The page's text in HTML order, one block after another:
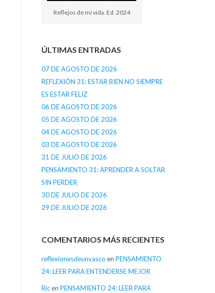
Reflejos de mi vida. Ed. 2024
ÚLTIMAS ENTRADAS
07 DE AGOSTO DE 2026
REFLEXIÓN 31: ESTAR BIEN NO SIEMPRE
ES ESTAR FELIZ
06 DE AGOSTO DE 2026
05 DE AGOSTO DE 2026
04 DE AGOSTO DE 2026
03 DE AGOSTO DE 2026
31 DE JULIO DE 2026
PENSAMIENTO 31: APRENDER A SOLTAR
SIN PERDER
30 DE JULIO DE 2026
29 DE JULIO DE 2026
COMENTARIOS MÁS RECIENTES
reflexionesdeunvasco en PENSAMIENTO
24: LEER PARA ENTENDERSE MEJOR
Ricen PENSAMIENTO 24: LEER PARA